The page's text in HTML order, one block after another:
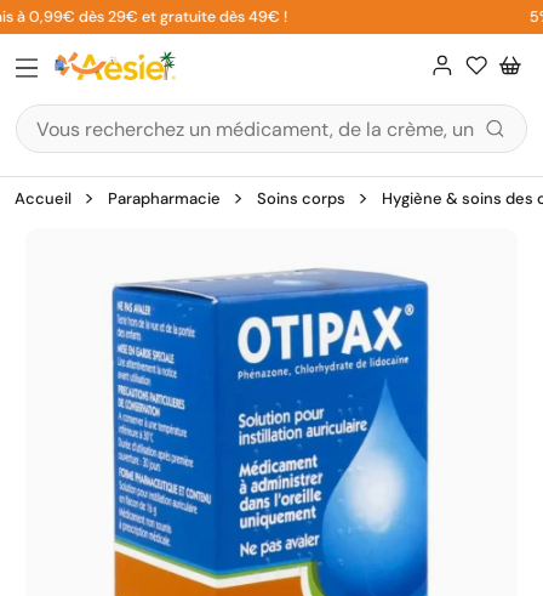
Aller
au
contenu
0,99€ dès 29€ et gratuite dès 49€ !
Accueil Parapharmacie Soins corps Hygiène & soins des